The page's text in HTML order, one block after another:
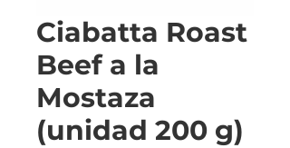
Ciabatta Roast
Beef a la
Mostaza
(unidad 200 g)